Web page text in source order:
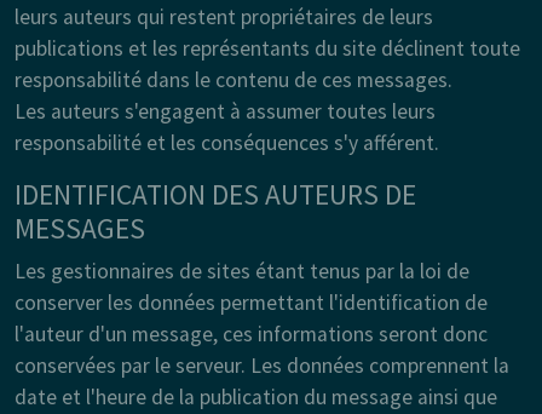
leurs auteurs qui restent propriétaires de leurs
publications et les représentants du site déclinent toute
responsabilité dans le contenu de ces messages.
Les auteurs s'engagent à assumer toutes leurs
responsabilité et les conséquences s'y afférent.
IDENTIFICATION DES AUTEURS DE
MESSAGES
Les gestionnaires de sites étant tenus par la loi de
conserver les données permettant l'identification de
l'auteur d'un message, ces informations seront donc
conservées par le serveur. Les données comprennent la
date et l'heure de la publication du message ainsi que